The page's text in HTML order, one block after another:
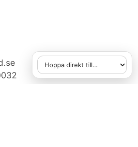
Hoppa direkt till
När du väljer ett alternativ